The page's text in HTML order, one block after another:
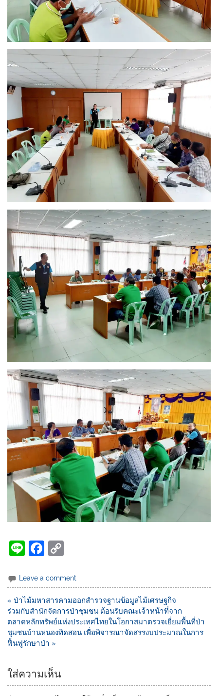
Li
e
F
c
e
b
o
o
p
y
Li
n
Leave a comment
« ป่าไม้มหาสารคามออกสำรวจฐานข้อมูลไม้เศรษฐกิจ
ร่วมกับสำนักจัดการป่าชุมชน ต้อนรับคณะเจ้าหน้าที่จาก
ตลาดหลักทรัพย์แห่งประเทศไทยในโอกาสมาตรวจเยี่ยมพื้นที่ป่า
ชุมชนบ้านหนองทิดสอน เพื่อพิจารณาจัดสรรงบประมาณในการ
ฟื้นฟูรักษาป่า »
ใส่ความเห็น